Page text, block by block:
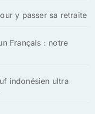
y passer sa retraite
Français : notre
indonésien ultra